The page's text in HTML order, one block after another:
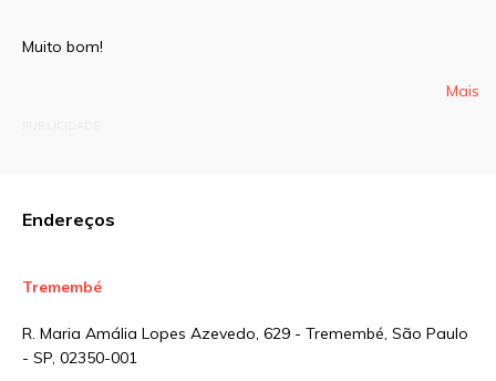
Campos obrigatórios são marcados com
Nome
Muito bom!
Mais
Endereços
Tremembé
R. Maria Amália Lopes Azevedo, 629 - Tremembé, São Paulo
- SP, 02350-001